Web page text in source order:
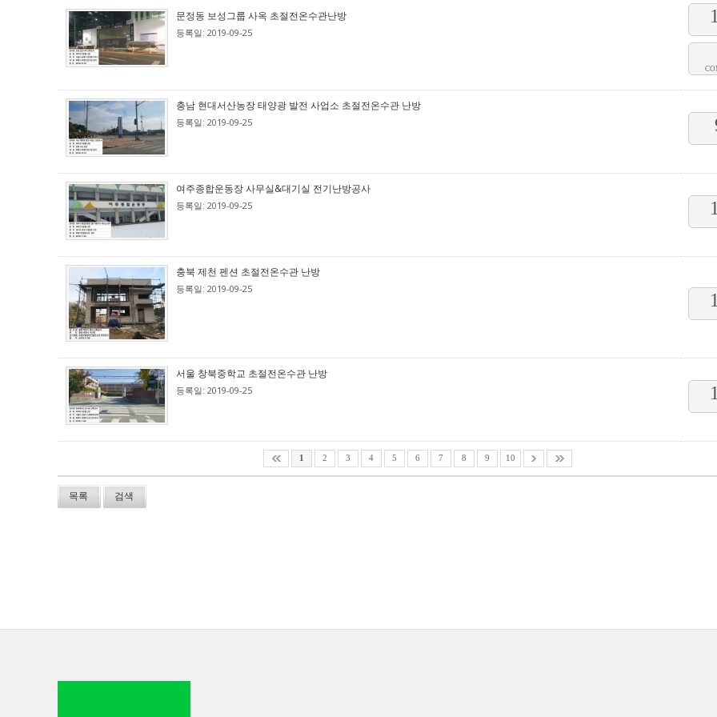
문정동 보성그룹 사옥 초절전온수관난방
등록일: 2019-09-25
충남 현대서산농장 태양광 발전 사업소 초절전온수관 난방
등록일: 2019-09-25
여주종합운동장 사무실&대기실 전기난방공사
등록일: 2019-09-25
충북 제천 펜션 초절전온수관 난방
등록일: 2019-09-25
서울 창북중학교 초절전온수관 난방
등록일: 2019-09-25
1 2 3 4 5 6 7 8 9 10
목록 검색